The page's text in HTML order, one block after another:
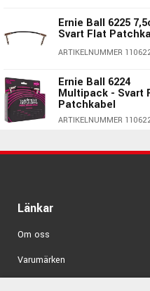
Ernie Ball 6221 - 3-
Kontakter: 2st vinklad &
Längd:15cm (6")
Svart
Modellbeteckning:
Flera lagers isolering
Grym kvalité
Fantastisk
Ernie Ball 6225
Svart Flat
ARTIKELNUMMER
Ernie Ball 6224
Multipack - Svart
Patchkabel
ARTIKELNUMMER
Ernie Ball 6227
Ernie Ball 6220
Ernie Ball 6226
Länkar
Om oss
Varumärken